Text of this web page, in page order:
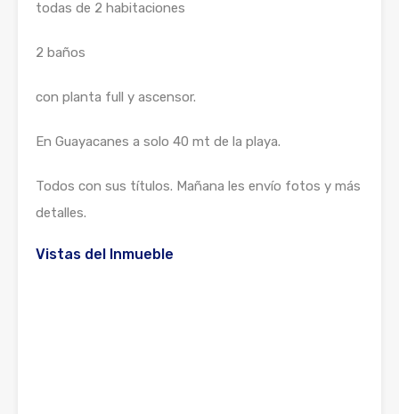
todas de 2 habitaciones
2 baños
con planta full y ascensor.
En Guayacanes a solo 40 mt de la playa.
Todos con sus títulos. Mañana les envío fotos y más
detalles.
Vistas del Inmueble